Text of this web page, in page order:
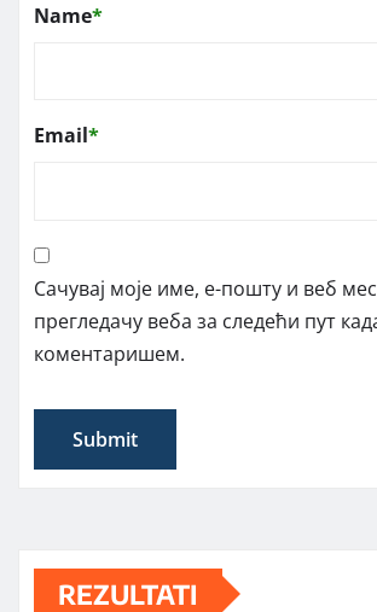
Name*
Email*
Сачувај моје име, е-пошту и веб
прегледачу веба за следећи пут
коментаришем.
REZULTATI